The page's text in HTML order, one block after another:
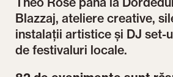
Blazzaj, ateliere creative,
instalații artistice și DJ set-
de festivaluri locale.